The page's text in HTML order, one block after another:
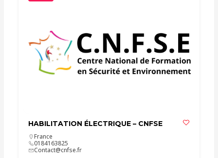
HABILITATION ÉLECTRIQUE – CNFSE
France
0184163825
Contact@cnfse.fr